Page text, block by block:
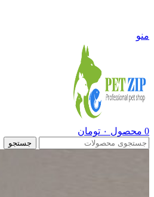
منو
0 محصول ۰ تومان
جستجو